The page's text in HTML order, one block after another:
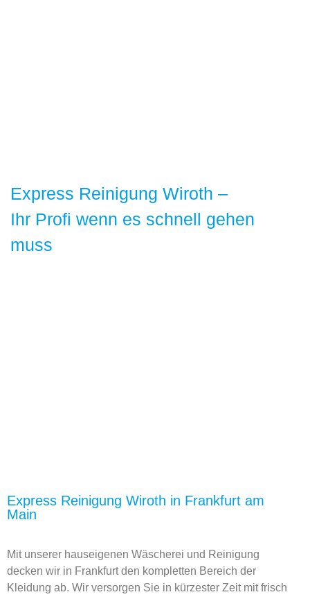
Hol- und
Lieferservice
Express Reinigung Wiroth –
Ihr Profi wenn es schnell gehen
muss
Express Reinigung Wiroth in Frankfurt am
Main
Mit unserer hauseigenen Wäscherei und Reinigung
decken wir in Frankfurt den kompletten Bereich der
Kleidung ab. Wir versorgen Sie in kürzester Zeit mit frisch